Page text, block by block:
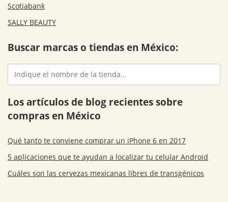
Scotiabank
SALLY BEAUTY
Buscar marcas o tiendas en México:
Los artículos de blog recientes sobre
compras en México
Qué tanto te conviene comprar un iPhone 6 en 2017
5 aplicaciones que te ayudan a localizar tu celular Android
Cuáles son las cervezas mexicanas libres de transgénicos